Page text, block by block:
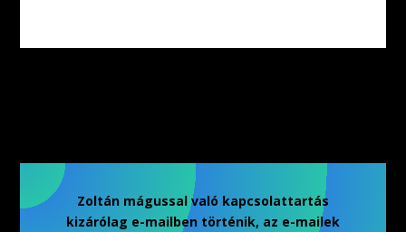
Zoltán mágussal való kapcsolattartás
kizárólag e-mailben történik, az e-mailek